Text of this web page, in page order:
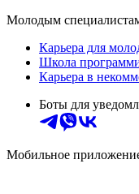
Молодым
Карьера для
Школа
Карьера в
Боты для
Мобильное